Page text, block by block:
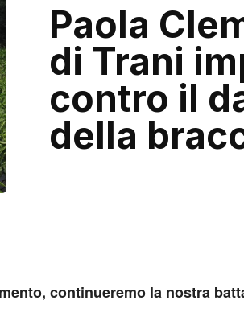
Paola
di Trani
contro il
della
continueremo la nostra